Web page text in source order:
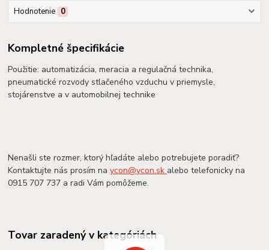
Hodnotenie 0
Kompletné špecifikácie
Použitie: automatizácia, meracia a regulačná technika,
pneumatické rozvody stlačeného vzduchu v priemysle,
stojárenstve a v automobilnej technike
Nenašli ste rozmer, ktorý hľadáte alebo potrebujete poradiť?
Kontaktujte nás prosím naycon@ycon.sk alebo telefonicky na
0915 707 737 a radi Vám pomôžeme.
Tovar zaradený v kategóriách